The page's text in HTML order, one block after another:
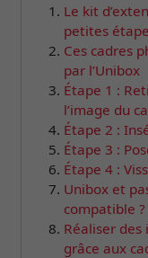
Le kit
petites
Ces cadres
par l’Unibox
Étape 1 :
l’image du
Étape 2 :
Étape 3 :
Étape 4 :
Unibox et
compatible ?
Réaliser
grâce aux